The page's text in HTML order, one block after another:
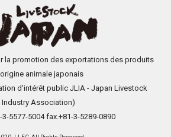
la promotion des exportations des produits
animale japonais
d'intérêt public JLIA - Japan Livestock
Industry Association)
5577-5004 fax.+81-3-5289-0890